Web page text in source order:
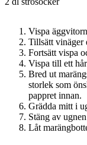
Vispa
Tillsätt vinäger
Fortsätt vispa
Vispa till ett
Bred ut
storlek som
pappret innan.
Grädda mitt i
Stäng av
Låt